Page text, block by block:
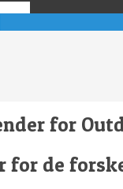
for
for de